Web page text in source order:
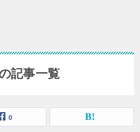
記事一覧
0